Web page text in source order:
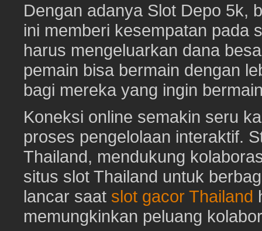
Dengan adanya Slot Depo 5k,
ini memberi kesempatan pada
harus mengeluarkan dana
pemain bisa bermain dengan
bagi mereka yang ingin
Koneksi online semakin seru
proses pengelolaan interaktif.
Thailand, mendukung
situs slot Thailand untuk
lancar saat slot gacor Thailand
memungkinkan peluang